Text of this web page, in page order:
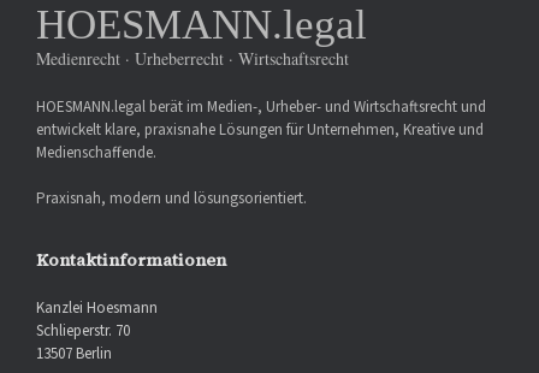
HOESMANN.legal
Medienrecht · Urheberrecht · Wirtschaftsrecht
HOESMANN.legal berät im Medien-, Urheber- und Wirtschaftsrecht und
entwickelt klare, praxisnahe Lösungen für Unternehmen, Kreative und
Medienschaffende.
Praxisnah, modern und lösungsorientiert.
Kontaktinformationen
Kanzlei Hoesmann
Schlieperstr. 70
13507 Berlin